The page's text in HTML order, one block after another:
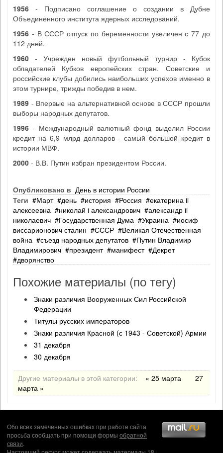
1956 - Подписано соглашение о создании в Дубне
Объединенного института ядерных исследований.
1956 - В СССР отпуск по беременности увеличен с 77 до
112 дней.
1960 - Учрежден новый футбольный турнир - Кубок
обладателей Кубков европейских стран. Советские и
российские клубы добились наибольших успехов именно в
этом турнире, трижды победив в нем.
1989 - Впервые на альтернативной основе в СССР прошли
выборы народных депутатов.
1996 - Международный валютный фонд выделил России
кредит на 6,9 млрд долларов - самый большой кредит в
истории МВФ.
2000 - В.В. Путин избран президентом России.
Опубликовано в День в истории России
Теги
Март день история Россия
екатерина ii
алексеевна
николай i александрович
александр ii
николаевич
Государственная Дума Украина
иосиф
виссарионович сталин
СССР
Великая Отечественная
война
съезд народных депутатов
Путин Владимир
Владимирович
президент манифест
Декрет
дворянство
Похожие материалы (по тегу)
Знаки различия Вооруженных Сил Российской
Федерации
Титулы русских императоров
Знаки различия Красной (с 1943 - Советской) Армии
31 декабря
30 декабря
Другие материалы в этой категории: « 25 марта
27
марта »
Обо всех замеченных ошибках при работе сайта
просьба сообщать при помощи формы обратной
связи.